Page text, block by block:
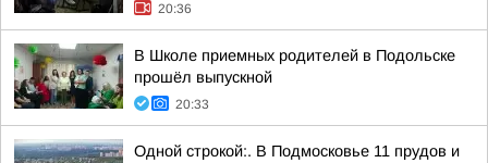
20:36
В Школе приемных родителей в Подольске
прошёл выпускной
20:33
Одной строкой:. В Подмосковье 11 прудов и